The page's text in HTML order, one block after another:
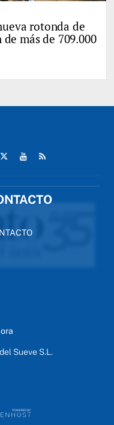
rotonda de
más de 709.000
Sueve S.L.